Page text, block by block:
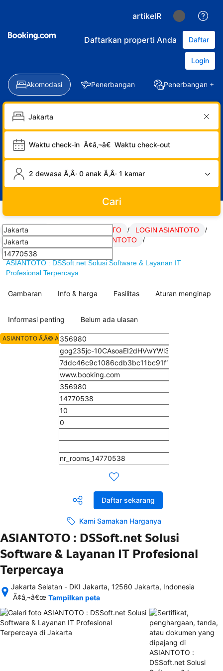
artikelR
Daftarkan properti Anda Daftar
Login
Akomodasi Penerbangan Penerbangan +
Waktu check-in Ã¢â‚¬â€ Waktu check-out
2 dewasa Ã‚Â· 0 anak Ã‚Â· 1 kamar
Cari
ASIANTOTO Daftar ASIANTOTO / LOGIN ASIANTOTO
/
Link ASIANTOTO
SITUS ASIANTOTO
/
artikel Hoki ASIANTOTO
/
ASIANTOTO : DSSoft.net Solusi Software & Layanan IT
Profesional Terpercaya
Gambaran Info & harga Fasilitas Aturan menginap
Informasi penting Belum ada ulasan
Daftar sekarang
Kami Samakan Harganya
ASIANTOTO Ã‚Â© All Rights Reserved
ASIANTOTO : DSSoft.net Solusi
Software & Layanan IT Profesional
Terpercaya
Jakarta Selatan - DKI Jakarta, 12560 Jakarta, Indonesia
Setelah
semua
rincian
akomodasi
Ã¢â‚¬â€œ Tampilkan peta